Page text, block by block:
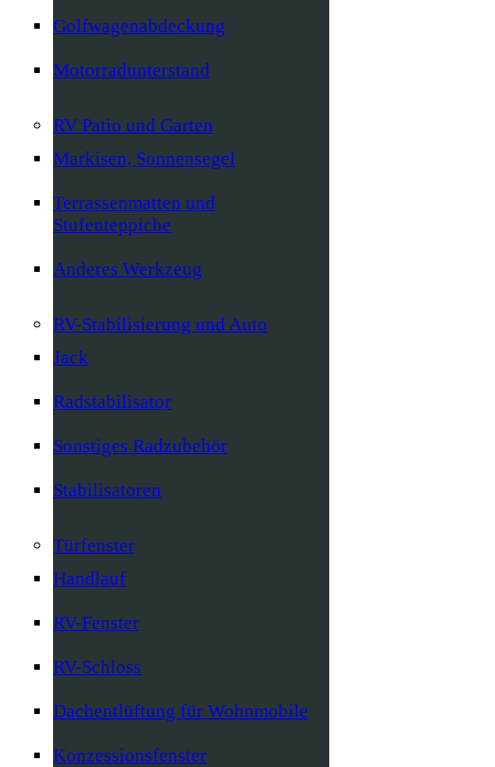
Golfwagenabdeckung
Motorradunterstand
RV Patio und Garten
Markisen, Sonnensegel
Terrassenmatten und
Stufenteppiche
Anderes Werkzeug
RV-Stabilisierung und Auto
Jack
Radstabilisator
Sonstiges Radzubehör
Stabilisatoren
Türfenster
Handlauf
RV-Fenster
RV-Schloss
Dachentlüftung für Wohnmobile
Konzessionsfenster